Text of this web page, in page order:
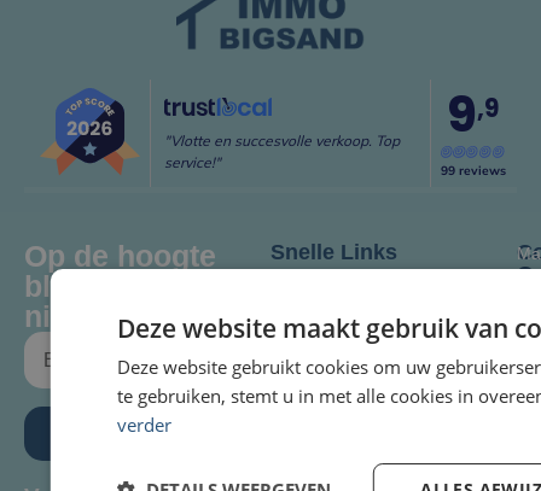
99 reviews
9,9
"Vlotte en succesvolle verkoop. Top
service!"
Op de hoogte
blijven van onze
nieuwe panden?
Inschrijven
Snelle Links
HOME
TE KOOP
VERKOCHT
Ma
:
Deze website maakt gebruik van
Deze website gebruikt cookies om uw
te gebruiken, stemt u in met alle cookies in
verder